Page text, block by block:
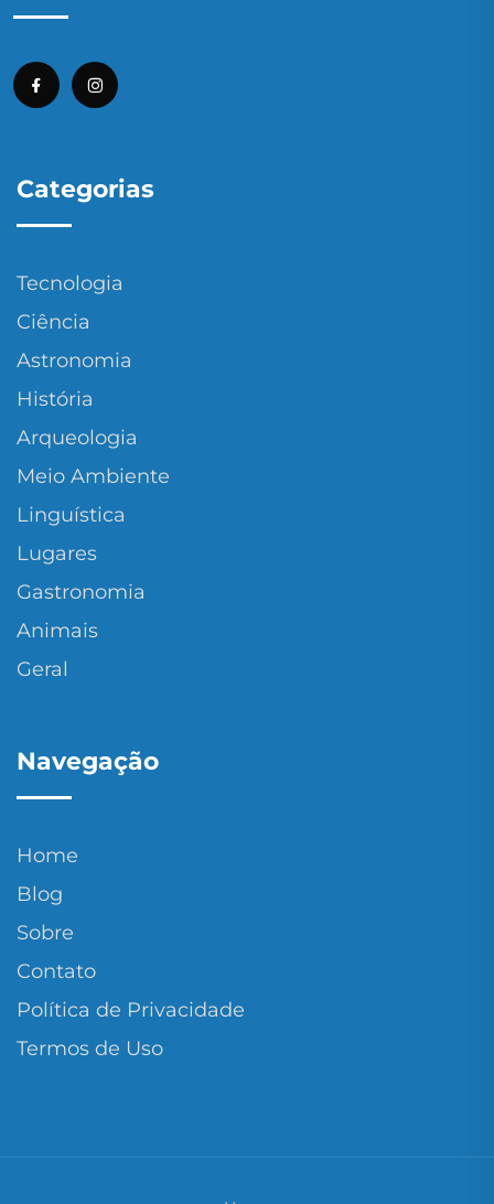
Categorias
Tecnologia
Ciência
Astronomia
História
Arqueologia
Meio Ambiente
Linguística
Lugares
Gastronomia
Animais
Geral
Navegação
Home
Blog
Sobre
Contato
Política de Privacidade
Termos de Uso